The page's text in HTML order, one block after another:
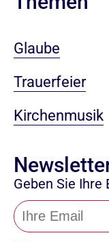
Glaube
Trauerfeier
Kirchenmusik
Geben Sie Ihre